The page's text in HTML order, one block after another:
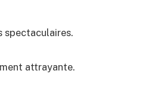
spectaculaires.
attrayante.